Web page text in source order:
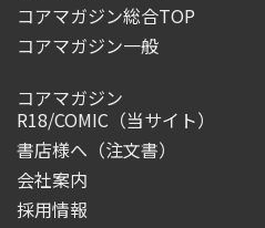
コアマガジン総合TOP
コアマガジン一般
コアマガジン
R18/COMIC （当サイト）
書店様へ（注文書）
会社案内
採用情報